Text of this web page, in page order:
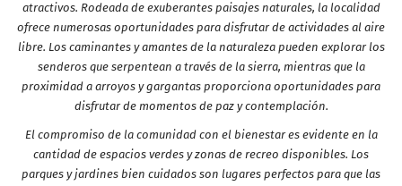
atractivos. Rodeada de exuberantes paisajes naturales, la localidad
ofrece numerosas oportunidades para disfrutar de actividades al aire
libre. Los caminantes y amantes de la naturaleza pueden explorar los
senderos que serpentean a través de la sierra, mientras que la
proximidad a arroyos y gargantas proporciona oportunidades para
disfrutar de momentos de paz y contemplación.
El compromiso de la comunidad con el bienestar es evidente en la
cantidad de espacios verdes y zonas de recreo disponibles. Los
parques y jardines bien cuidados son lugares perfectos para que las